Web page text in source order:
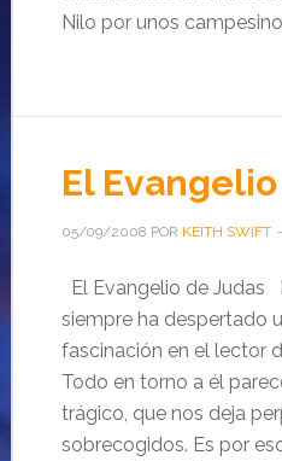
Nilo por unos
El
05/09/2008 POR KEITH SWIFT
El Evangelio de Judas
siempre ha despertado
fascinación en el lector
Todo en torno a él
trágico, que nos deja
sobrecogidos. Es por